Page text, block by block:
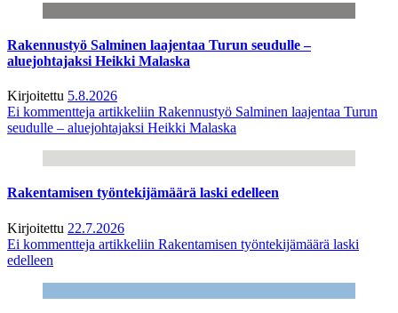
Rakennustyö Salminen laajentaa Turun seudulle –
aluejohtajaksi Heikki Malaska
Kirjoitettu 5.8.2026
Ei kommentteja artikkeliin Rakennustyö Salminen laajentaa Turun
seudulle – aluejohtajaksi Heikki Malaska
Rakentamisen työntekijämäärä laski edelleen
Kirjoitettu 22.7.2026
Ei kommentteja artikkeliin Rakentamisen työntekijämäärä laski
edelleen